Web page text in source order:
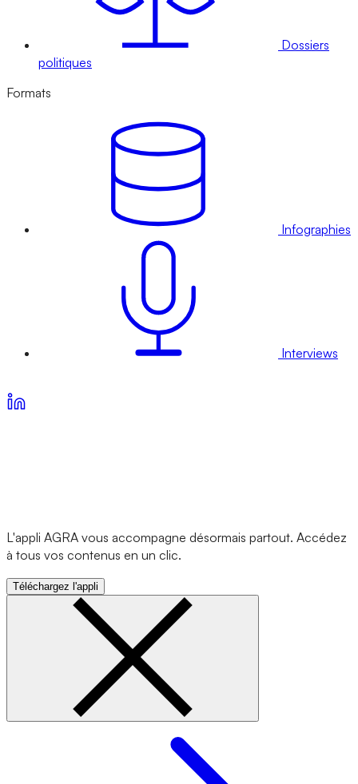
Dossiers
politiques
Formats
Infographies
Interviews
L'appli AGRA vous accompagne désormais partout. Accédez
à tous vos contenus en un clic.
Téléchargez l'appli